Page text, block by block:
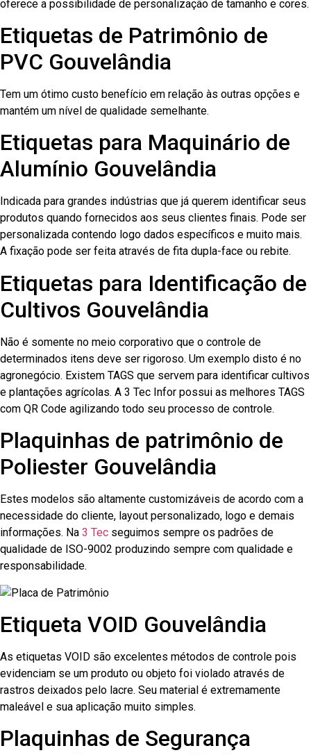
oferece a possibilidade de personalização de tamanho e cores.
Etiquetas de Patrimônio de
PVC Gouvelândia
Tem um ótimo custo benefício em relação às outras opções e
mantém um nível de qualidade semelhante.
Etiquetas para Maquinário de
Alumínio Gouvelândia
Indicada para grandes indústrias que já querem identificar seus
produtos quando fornecidos aos seus clientes finais. Pode ser
personalizada contendo logo dados específicos e muito mais.
A fixação pode ser feita através de fita dupla-face ou rebite.
Etiquetas para Identificação de
Cultivos Gouvelândia
Não é somente no meio corporativo que o controle de
determinados itens deve ser rigoroso. Um exemplo disto é no
agronegócio. Existem TAGS que servem para identificar cultivos
e plantações agrícolas. A 3 Tec Infor possui as melhores TAGS
com QR Code agilizando todo seu processo de controle.
Plaquinhas de patrimônio de
Poliester Gouvelândia
Estes modelos são altamente customizáveis de acordo com a
necessidade do cliente, layout personalizado, logo e demais
informações. Na 3 Tec seguimos sempre os padrões de
qualidade de ISO-9002 produzindo sempre com qualidade e
responsabilidade.
Etiqueta VOID Gouvelândia
As etiquetas VOID são excelentes métodos de controle pois
evidenciam se um produto ou objeto foi violado através de
rastros deixados pelo lacre. Seu material é extremamente
maleável e sua aplicação muito simples.
Plaquinhas de Segurança